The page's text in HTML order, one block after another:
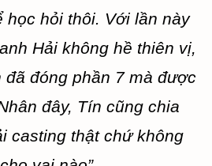
học hỏi thôi. Với lần này
Hải không hề thiên vị,
đóng phần 7 mà được
đây, Tín cũng chia
casting thật chứ không